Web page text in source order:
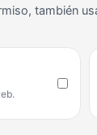
también